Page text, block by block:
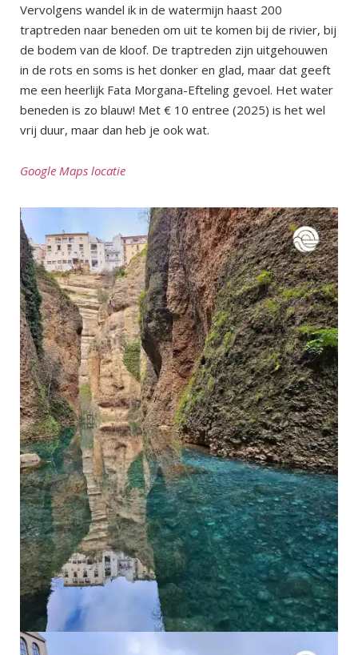
Vervolgens wandel ik in de watermijn haast 200
traptreden naar beneden om uit te komen bij de rivier, bij
de bodem van de kloof. De traptreden zijn uitgehouwen
in de rots en soms is het donker en glad, maar dat geeft
me een heerlijk Fata Morgana-Efteling gevoel. Het water
beneden is zo blauw! Met € 10 entree (2025) is het wel
vrij duur, maar dan heb je ook wat.
Google Maps locatie